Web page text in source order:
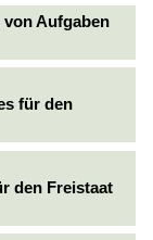
Aufgaben
für den
den Freistaat